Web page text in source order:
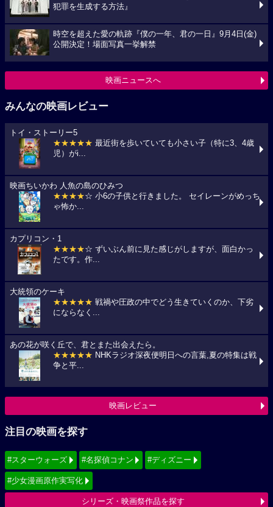
犯罪を生成する方法』
時空を超えた愛の軌跡『僕の一年、君の一日』9月4日(金)
公開決定！場面写真一挙解禁
映画ニュースへ
みんなの映画レビュー
トイ・ストーリー5
★★★★★ 最近街を歩いていても小さい子（特に3、4歳
児）がi...
映画ちいかわ 人魚の島のひみつ
★★★★☆ 小6の子供と行きました。 セイレーンがめっち
ゃ怖か...
カプリコン・1
★★★★☆ ずいぶん前に見た感じがしますが、面白かっ
たです。作...
大統領のケーキ
★★★★★ 戦禍や圧政の中でどう生きていくのか、下劣
にならなく...
あの花が咲く丘で、君とまた出会えたら。
★★★★★ NHKラジオ深夜便明日への言葉,夏の特集は戦
争と平...
映画レビュー
注目の映画を探す
#スターウォーズ #名探偵コナン #ディズニー
#少女漫画原作実写化
シリーズ・映画祭作品を探す